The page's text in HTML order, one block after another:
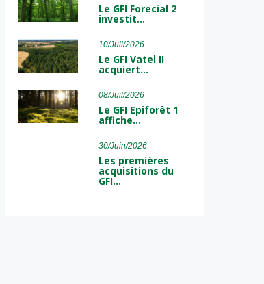
Le GFI Forecial 2
investit…
10/Juil/2026
Le GFI Vatel II
acquiert…
08/Juil/2026
Le GFI Epiforêt 1
affiche…
30/Juin/2026
Les premières
acquisitions du
GFI…